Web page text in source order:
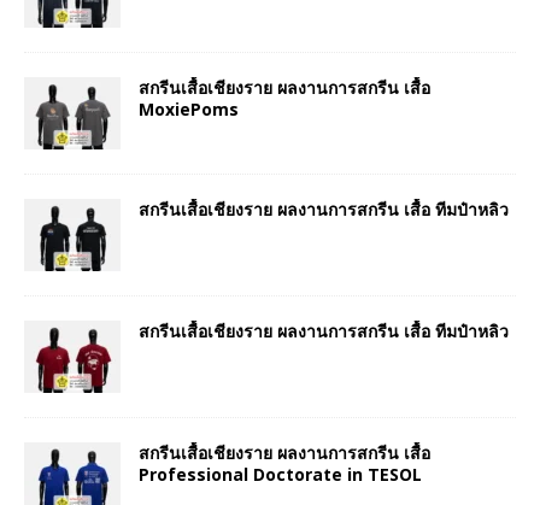
สกรีนเสื้อเชียงราย ผลงานการสกรีน เสื้อ
MoxiePoms
สกรีนเสื้อเชียงราย ผลงานการสกรีน เสื้อ ทีมป๋าหลิว
สกรีนเสื้อเชียงราย ผลงานการสกรีน เสื้อ ทีมป๋าหลิว
สกรีนเสื้อเชียงราย ผลงานการสกรีน เสื้อ
Professional Doctorate in TESOL